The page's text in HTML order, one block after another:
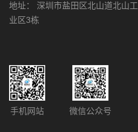
地址： 深圳市盐田区北山道北山工
业区3栋
手机网站 微信公众号